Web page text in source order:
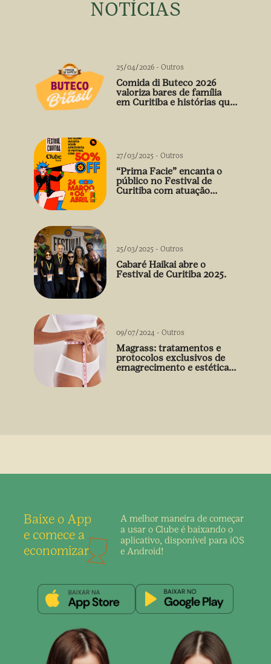
NOTÍCIAS
25/04/2026 - Outros
Comida di Buteco 2026
valoriza bares de família
em Curitiba e histórias que
27/03/2025 - Outros
“Prima Facie” encanta o
público no Festival de
Curitiba com atuação
25/03/2025 - Outros
Cabaré Haikai abre o
Festival de Curitiba 2025.
09/07/2024 - Outros
Magrass: tratamentos e
protocolos exclusivos de
emagrecimento e estética
Baixe o App
e comece a
economizar
A melhor maneira de começar
a usar o Clube é baixando o
aplicativo, disponível para iOS
e Android!